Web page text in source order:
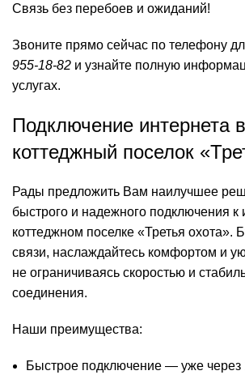
Связь без перебоев и ожиданий!
Звоните прямо сейчас по телефону
955-18-82 и узнайте полную
услугах.
Подключение интернета в
коттеджный поселок
Рады предложить Вам наилучшее
быстрого и надежного подключения к
коттеджном поселке «Третья охота».
связи, наслаждайтесь комфортом и
не ограничиваясь скоростью и
соединения.
Наши преимущества:
Быстрое подключение — уже через